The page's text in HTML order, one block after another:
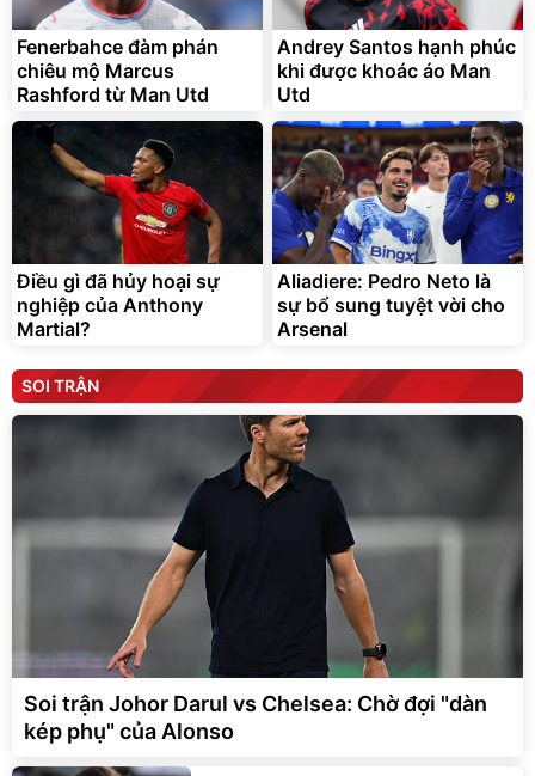
Fenerbahce đàm phán
chiêu mộ Marcus
Rashford từ Man Utd
Andrey Santos hạnh phúc
khi được khoác áo Man
Utd
Điều gì đã hủy hoại sự
nghiệp của Anthony
Martial?
Aliadiere: Pedro Neto là
sự bổ sung tuyệt vời cho
Arsenal
SOI TRẬN
Soi trận Johor Darul vs Chelsea: Chờ đợi "dàn
kép phụ" của Alonso